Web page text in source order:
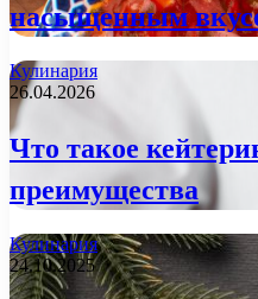
насыщенным
Кулинария
26.04.2026
Что такое
преимущества
Кулинария
24.10.2025